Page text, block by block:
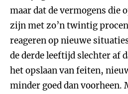
maar dat de vermogens die
zijn met zo’n twintig
reageren op nieuwe
de derde leeftijd slechter af
het opslaan van feiten,
minder goed dan voorheen.